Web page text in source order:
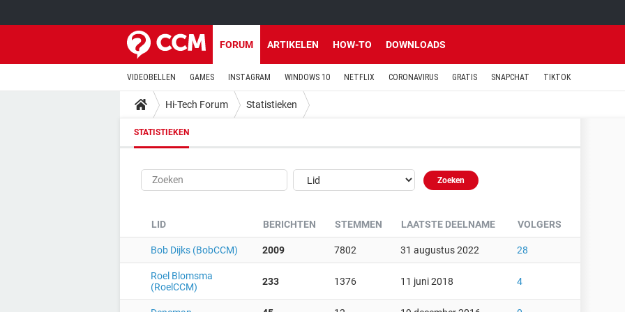
FORUM ARTIKELEN HOW-TO DOWNLOADS
VIDEOBELLEN GAMES INSTAGRAM WINDOWS 10 NETFLIX CORONAVIRUS GRATIS SNAPCHAT TIKTOK
Hi-Tech Forum Statistieken
STATISTIEKEN
LID BERICHTEN STEMMEN LAATSTE DEELNAME VOLGERS
Bob Dijks (BobCCM) 2009 7802 31 augustus 2022 28
Roel Blomsma
(RoelCCM)
233 1376 11 juni 2018 4